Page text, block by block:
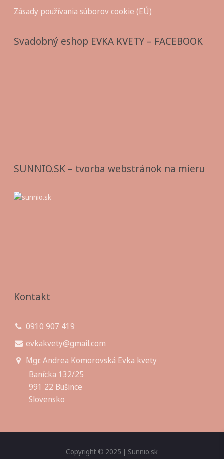
Zásady používania súborov cookie (EÚ)
Svadobný eshop EVKA KVETY – FACEBOOK
SUNNIO.SK – tvorba webstránok na mieru
Kontakt
0910 907 419
evkakvety@gmail.com
Mgr. Andrea Komorovská Evka kvety
Banícka 132/25
991 22 Bušince
Slovensko